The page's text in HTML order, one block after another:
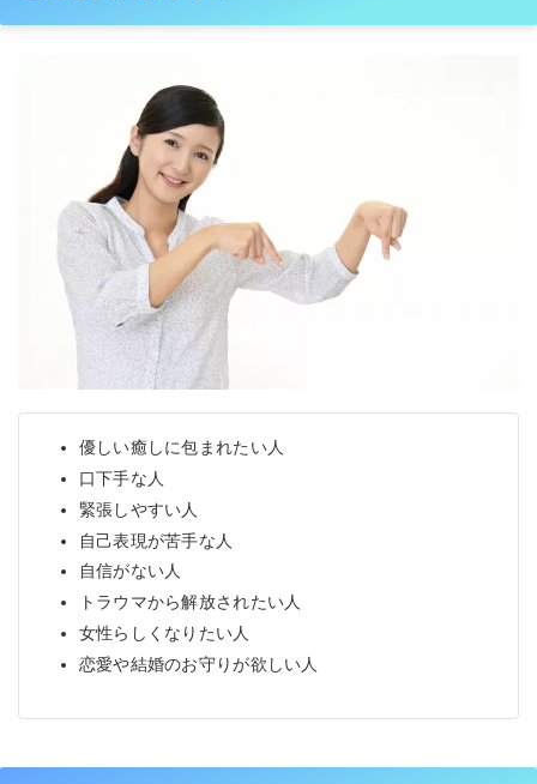
優しい癒しに包まれたい人
口下手な人
緊張しやすい人
自己表現が苦手な人
自信がない人
トラウマから解放されたい人
女性らしくなりたい人
恋愛や結婚のお守りが欲しい人